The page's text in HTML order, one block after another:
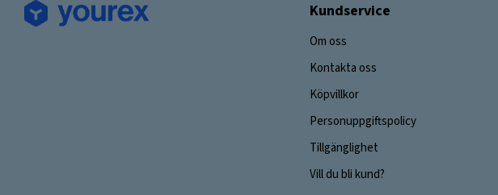
Kundservice
Om oss
Kontakta oss
Köpvillkor
Personuppgiftspolicy
Tillgänglighet
Vill du bli kund?